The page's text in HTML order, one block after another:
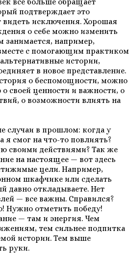
подтверждает это
видеть исключения. Хорошая
о себе можно изменить
занимается, например,
с помогающим практиком
истории,
в новое представление.
о беспомощности, можно
своей ценности и важности, о
о возможности влиять на
случаи в прошлом: когда у
я смог на что-то повлиять?
своими действиями? Так же
на настоящее — вот здесь
цели. Например,
шкафчике или сделать
давно откладываете. Нет
— все важны. Справился?
Нужно отметить победу!
— там и энергия. Чем
тем сильнее подпитка
истории. Тем выше
руки.